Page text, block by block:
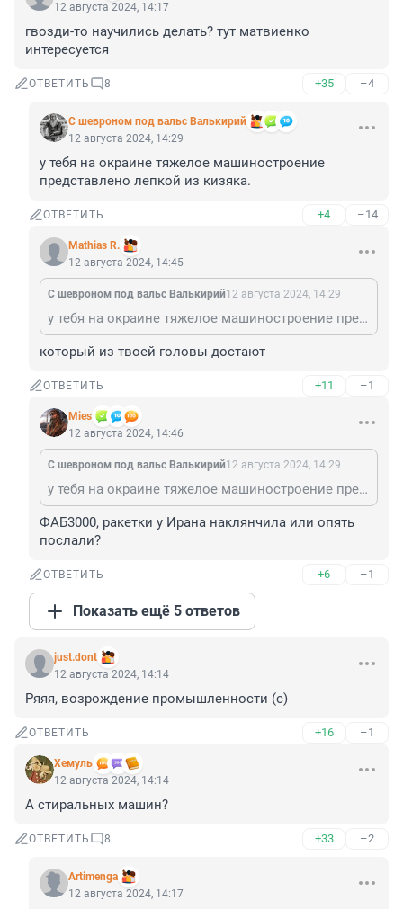
12 августа 2024, 14:17
гвозди-то научились делать? тут матвиенко
интересуется
ОТВЕТИТЬ 8 +35 –4
С шевроном под вальс Валькирий
12 августа 2024, 14:29
у тебя на окраине тяжелое машиностроение
представлено лепкой из кизяка.
ОТВЕТИТЬ +4 –14
Mathias R.
12 августа 2024, 14:45
С шевроном под вальс Валькирий12 августа 2024, 14:29
у тебя на окраине тяжелое машиностроение представлено лепкой из кизяка.
который из твоей головы достают
ОТВЕТИТЬ +11 –1
Mies
12 августа 2024, 14:46
С шевроном под вальс Валькирий12 августа 2024, 14:29
у тебя на окраине тяжелое машиностроение представлено лепкой из кизяка.
ФАБ3000, ракетки у Ирана наклянчила или опять
послали?
ОТВЕТИТЬ +6 –1
Показать ещё 5 ответов
just.dont
12 августа 2024, 14:14
Ряяя, возрождение промышленности (с)
ОТВЕТИТЬ +16 –1
Xемуль
12 августа 2024, 14:14
А стиральных машин?
ОТВЕТИТЬ 8 +33 –2
Artimenga
12 августа 2024, 14:17